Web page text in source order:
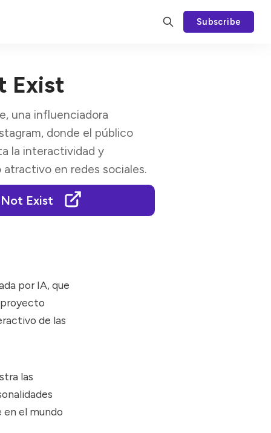
Subscribe
Exist
una influenciadora
donde el público
la interactividad y
en redes sociales.
Exist
por IA, que
proyecto
de las
las
en el mundo